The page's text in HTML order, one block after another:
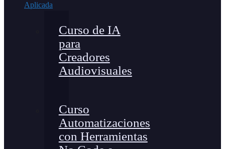
Aplicada
Curso de IA
para
Creadores
Audiovisuales
Curso
Automatizaciones
con Herramientas